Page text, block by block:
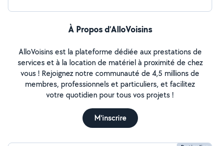
À Propos d’AlloVoisins
AlloVoisins est la plateforme dédiée aux prestations de
services et à la location de matériel à proximité de chez
vous ! Rejoignez notre communauté de 4,5 millions de
membres, professionnels et particuliers, et facilitez
votre quotidien pour tous vos projets !
M'inscrire